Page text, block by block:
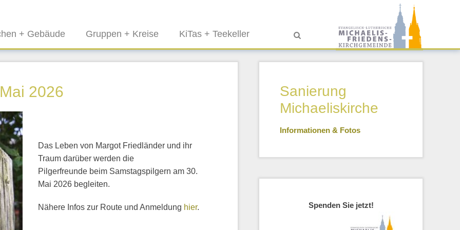
+ Gebäude Gruppen + Kreise KiTas + Teekeller
2026
Das Leben von Margot Friedländer und ihr
Traum darüber werden die
Pilgerfreunde beim Samstagspilgern am 30.
Mai 2026 begleiten.
Nähere Infos zur Route und Anmeldung hier.
Sanierung
Michaeliskirche
Informationen & Fotos
Spenden Sie jetzt!